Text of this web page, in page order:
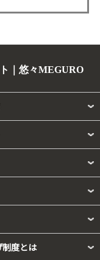
｜悠々MEGURO
制度とは